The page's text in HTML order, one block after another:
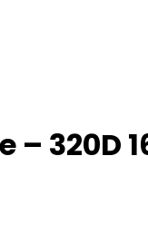
– 320D